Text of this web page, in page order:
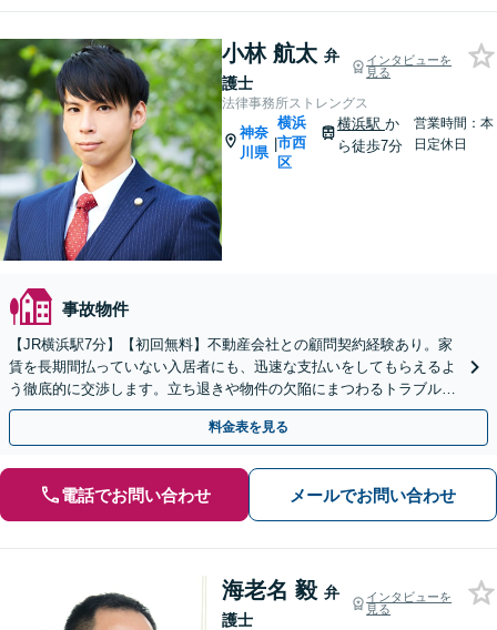
小林 航太 弁
護士
インタビューを
見る
法律事務所ストレングス
神奈
川県
|
横浜
市西
区
横浜駅 か
ら徒歩7分
営業時間：本
日定休日
事故物件
【JR横浜駅7分】【初回無料】不動産会社との顧問契約経験あり。家
賃を長期間払っていない入居者にも、迅速な支払いをしてもらえるよ
う徹底的に交渉します。立ち退きや物件の欠陥にまつわるトラブルも
対応【個室対応】
料金表を見る
電話でお問い合わせ メールでお問い合わせ
海老名 毅 弁
護士
インタビューを
見る